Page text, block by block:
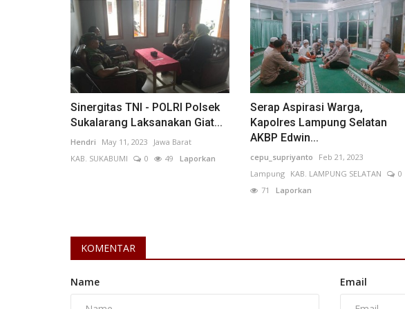
Sinergitas TNI - POLRI Polsek
Sukalarang Laksanakan Giat...
Hendri May 11, 2023
Jawa Barat
KAB. SUKABUMI
0 49 Laporkan
Serap Aspirasi Warga,
Kapolres Lampung Selatan
AKBP Edwin...
cepu_supriyanto
Feb 21, 2023
Lampung
KAB. LAMPUNG SELATAN
0
71
Laporkan
KOMENTAR
Name Email
Sulawesi Utara
Tradisi Adat Manammi sebagai...
KOTA ADM.